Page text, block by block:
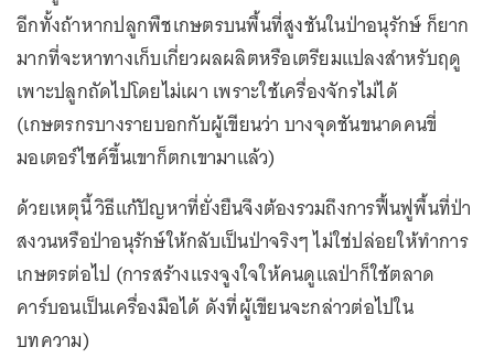
อีกทั้งถ้าหากปลูกพืชเกษตรบนพื้นที่สูงชันในป่าอนุรักษ์ ก็ยาก
มากที่จะหาทางเก็บเกี่ยวผลผลิตหรือเตรียมแปลงสำหรับฤดู
เพาะปลูกถัดไปโดยไม่เผา เพราะใช้เครื่องจักรไม่ได้
(เกษตรกรบางรายบอกกับผู้เขียนว่า บางจุดชันขนาดคนขี่
มอเตอร์ไซค์ขึ้นเขาก็ตกเขามาแล้ว)
ด้วยเหตุนี้ วิธีแก้ปัญหาที่ยั่งยืนจึงต้องรวมถึงการฟื้นฟูพื้นที่ป่า
สงวนหรือป่าอนุรักษ์ให้กลับเป็นป่าจริงๆ ไม่ใช่ปล่อยให้ทำการ
เกษตรต่อไป (การสร้างแรงจูงใจให้คนดูแลป่าก็ใช้ตลาด
คาร์บอนเป็นเครื่องมือได้ ดังที่ผู้เขียนจะกล่าวต่อไปใน
บทความ)